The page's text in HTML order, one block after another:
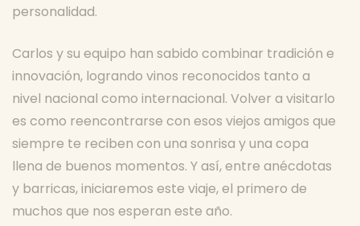
personalidad.
Carlos y su equipo han sabido combinar tradición e
innovación, logrando vinos reconocidos tanto a
nivel nacional como internacional. Volver a visitarlo
es como reencontrarse con esos viejos amigos que
siempre te reciben con una sonrisa y una copa
llena de buenos momentos. Y así, entre anécdotas
y barricas, iniciaremos este viaje, el primero de
muchos que nos esperan este año.